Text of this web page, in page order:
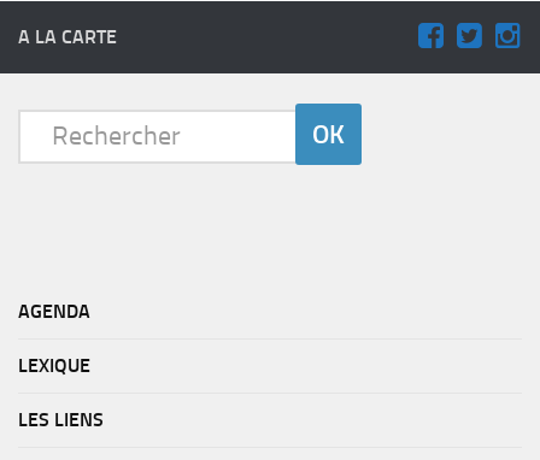
A LA CARTE
AGENDA
LEXIQUE
LES LIENS